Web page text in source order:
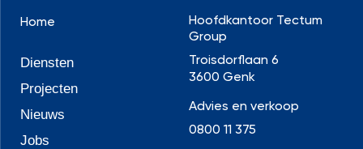
Home
Diensten
Projecten
Nieuws
Jobs
Hoofdkantoor Tectum
Group
Troisdorflaan 6
3600 Genk
Advies en verkoop
0800 11 375